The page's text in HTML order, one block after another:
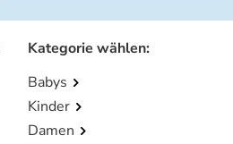
Kategorie wählen:
Babys
Kinder
Damen